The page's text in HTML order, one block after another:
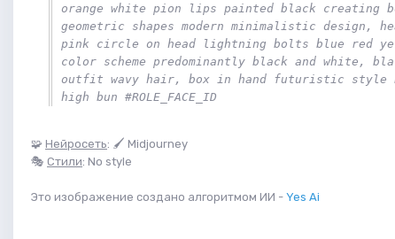
orange white pion lips painted black creating
geometric shapes modern minimalistic design,
pink circle on head lightning bolts blue red
color scheme predominantly black and white,
outfit wavy hair, box in hand futuristic style
high bun #ROLE_FACE_ID
🧩 Нейросеть: 🖌 Midjourney
🎭 Стили: No style
Это изображение создано алгоритмом ИИ - Yes Ai